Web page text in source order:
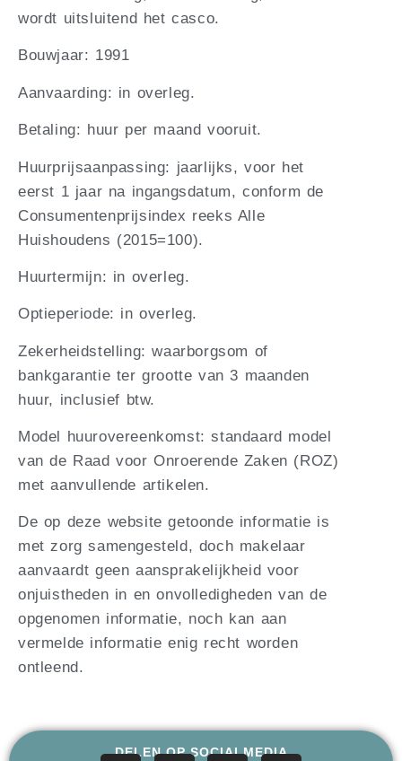
wordt uitsluitend het casco.
Bouwjaar: 1991
Aanvaarding: in overleg.
Betaling: huur per maand vooruit.
Huurprijsaanpassing: jaarlijks, voor het
eerst 1 jaar na ingangsdatum, conform de
Consumentenprijsindex reeks Alle
Huishoudens (2015=100).
Huurtermijn: in overleg.
Optieperiode: in overleg.
Zekerheidstelling: waarborgsom of
bankgarantie ter grootte van 3 maanden
huur, inclusief btw.
Model huurovereenkomst: standaard model
van de Raad voor Onroerende Zaken (ROZ)
met aanvullende artikelen.
De op deze website getoonde informatie is
met zorg samengesteld, doch makelaar
aanvaardt geen aansprakelijkheid voor
onjuistheden in en onvolledigheden van de
opgenomen informatie, noch kan aan
vermelde informatie enig recht worden
ontleend.
DELEN OP SOCIALMEDIA